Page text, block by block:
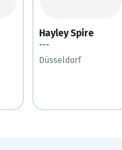
Hayley Spire
---
Düsseldorf